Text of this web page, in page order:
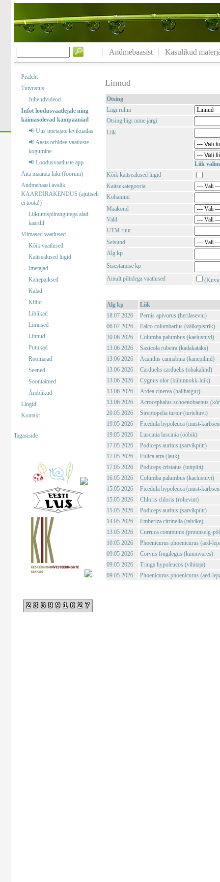
Andmebaasist Kasulikud
Pealeht
Tutvustus
Juhendvideod
Infot loodusvaatlejale ning
käimasolevad kampaaniad
📢 Uus imetajate levikuatlas
📢 Aasta orhidee vaatluste
kogumine
📢 Loodusvaatluste äpp
Aita määrata liiki (foorum)
Andmebaasi avalik
KAARDIRAKENDUS (ajutiselt
ei tööta!)
Liikumispiirangutega alad
kaardil
Viimased vaatlused
Kõik vaatlused
Kaitsealused liigid
Imetajad
Kahepaiksed
Kalad
Kiilid
Liblikad
Limused
Linnud
Putukad
Roomajad
Seened
Soontaimed
Ämblikud
Lingid
Kontakt
Tagasiside
233991027
Linnud
Otsing
Liigi rühm
Otsing liigi nime järgi
Liik
Liik
Kõik kaitsealused liigid
Kaitsekategooria
Kohanimi
Maakond
Vald
UTM ruut
Seisund
Alg kp
Sisestamise kp
Ainult piltidega vaatlused
(Kuva
Alg kp
Liik
18.07 2026
Pernis apivorus (herilaseviu)
06.07 2026
Falco columbarius (väikepistrik)
30.06 2026
Columba palumbus (kaelustuvi)
13.06 2026
Saxicola rubetra (kadakatäks)
13.06 2026
Acanthis cannabina (kanepilind)
13.06 2026
Carduelis carduelis (ohakalind)
13.06 2026
Cygnus olor (kühmnokk-luik)
13.06 2026
Ardea cinerea (hallhaigur)
13.06 2026
Acrocephalus schoenobaenus
20.05 2026
Streptopelia turtur (turteltuvi)
19.05 2026
Ficedula hypoleuca (must-
19.05 2026
Luscinia luscinia (ööbik)
17.05 2026
Podiceps auritus (sarvikpütt)
17.05 2026
Fulica atra (lauk)
17.05 2026
Podiceps cristatus (tuttpütt)
16.05 2026
Columba palumbus (kaelustuvi)
15.05 2026
Ficedula hypoleuca (must-
15.05 2026
Chloris chloris (rohevint)
15.05 2026
Podiceps auritus (sarvikpütt)
14.05 2026
Emberiza citrinella (talvike)
13.05 2026
Curruca communis (pruunselg-
10.05 2026
Phoenicurus phoenicurus (aed-
09.05 2026
Corvus frugilegus (künnivares)
09.05 2026
Tringa hypoleucos (vihitaja)
09.05 2026
Phoenicurus phoenicurus (aed-